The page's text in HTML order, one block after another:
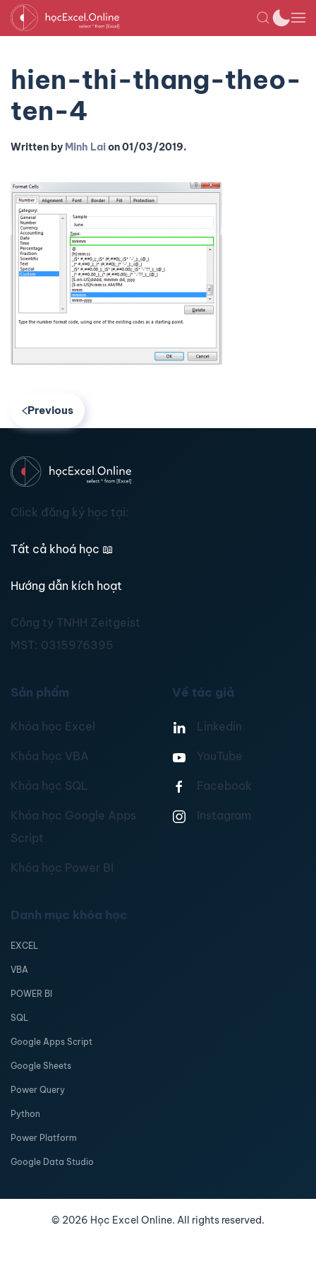
hien-thi-thang-theo-
ten-4
Written by Minh Laion01/03/2019.
Previous
Click đăng ký học tại:
Tất cả khoá học 📖
Hướng dẫn kích hoạt
Công ty TNHH Zeitgeist
MST: 0315976395
Sản phẩm
Khóa học Excel
Khóa học VBA
Khóa học SQL
Khóa học Google Apps
Script
Khóa học Power BI
Về tác giả
Linkedin
YouTube
Facebook
Instagram
Danh mục khóa học
EXCEL
VBA
POWER BI
SQL
Google Apps Script
Google Sheets
Power Query
Python
Power Platform
Google Data Studio
© 2026 Học Excel Online. All rights reserved.